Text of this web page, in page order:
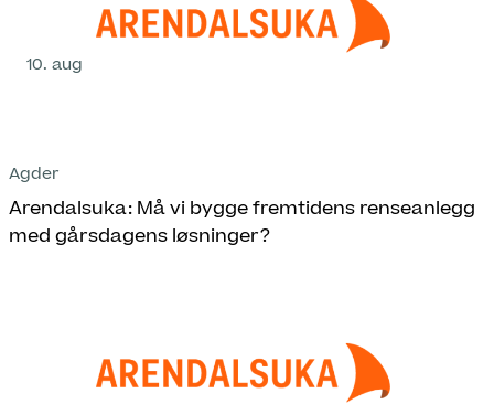
10. aug
Agder
Arendalsuka: Må vi bygge fremtidens renseanlegg
med gårsdagens løsninger?